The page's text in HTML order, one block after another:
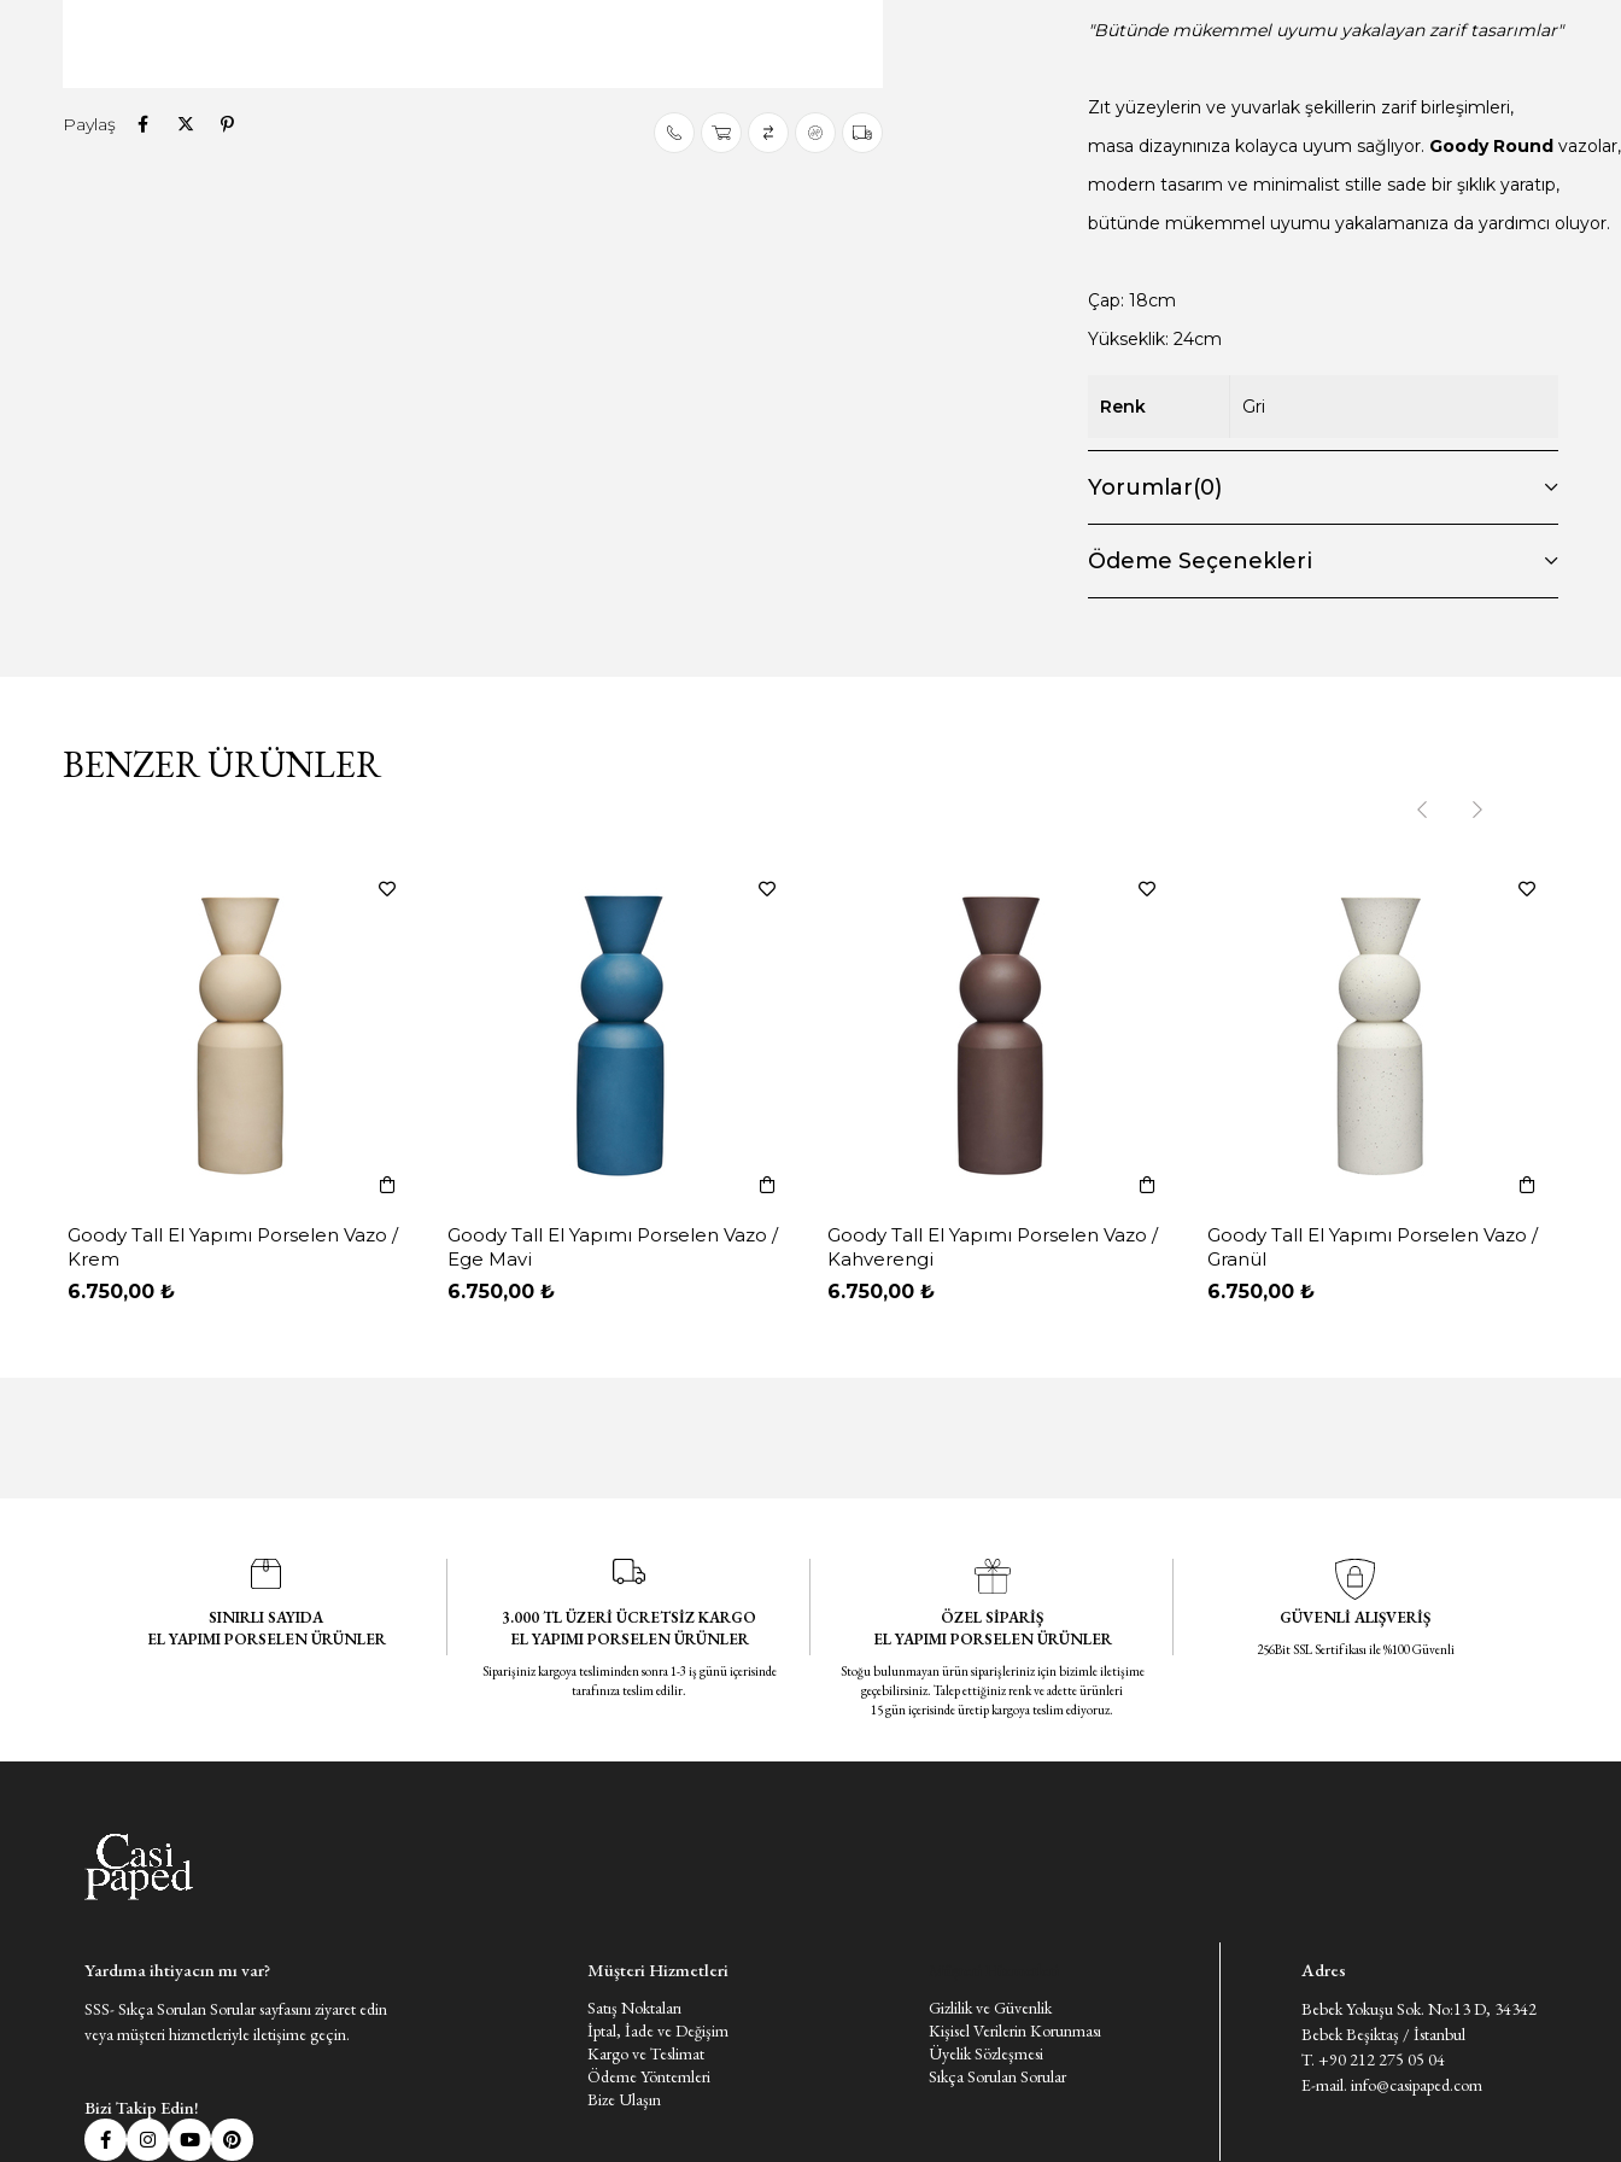
Paylaş
"Bütünde mükemmel uyumu yakalayan zarif tasarımlar"
Zıt yüzeylerin ve yuvarlak şekillerin zarif birleşimleri,
masa dizaynınıza kolayca uyum sağlıyor. Goody Round vazolar,
modern tasarım ve minimalist stille sade bir şıklık yaratıp,
bütünde mükemmel uyumu yakalamanıza da yardımcı oluyor.
Renk Gri
Yorumlar(0)
Ödeme Seçenekleri
BENZER ÜRÜNLER
Goody Tall El Yapımı Porselen Vazo /
Krem
6.750,00 ₺
Goody Tall El Yapımı Porselen Vazo /
Ege Mavi
6.750,00 ₺
Goody Tall El Yapımı Porselen Vazo /
Kahverengi
6.750,00 ₺
Goody Tall El Yapımı Porselen Vazo /
Granül
6.750,00 ₺
SINIRLI SAYIDA
EL YAPIMI PORSELEN ÜRÜNLER
3.000 TL ÜZERİ ÜCRETSİZ KARGO
EL YAPIMI PORSELEN ÜRÜNLER
Siparişiniz kargoya tesliminden sonra 1-3 iş günü içerisinde
tarafınıza teslim edilir.
ÖZEL SİPARİŞ
EL YAPIMI PORSELEN ÜRÜNLER
Stoğu bulunmayan ürün siparişleriniz için bizimle iletişime
geçebilirsiniz. Talep ettiğiniz renk ve adette ürünleri
15 gün içerisinde üretip kargoya teslim ediyoruz.
GÜVENLİ ALIŞVERİŞ
256Bit SSL Sertifikası ile %100 Güvenli
Yardıma ihtiyacın mı var?
SSS- Sıkça Sorulan Sorular sayfasını ziyaret edin
veya müşteri hizmetleriyle iletişime geçin.
Bizi Takip Edin!
Müşteri Hizmetleri
Satış Noktaları
İptal, İade ve Değişim
Kargo ve Teslimat
Ödeme Yöntemleri
Bize Ulaşın
Gizlilik ve Güvenlik
Kişisel Verilerin Korunması
Üyelik Sözleşmesi
Sıkça Sorulan Sorular
Adres
Bebek Yokuşu Sok. No:13 D, 34342
Bebek Beşiktaş / İstanbul
T. +90 212 275 05 04
E-mail. info@casipaped.com